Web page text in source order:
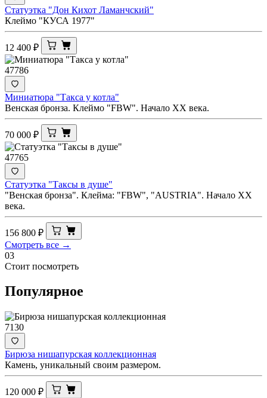
Статуэтка "Дон Кихот Ламанчский"
Клеймо "КУСА 1977"
12 400 ₽
47786
Миниатюра "Такса у котла"
Венская бронза. Клеймо "FBW". Начало ХХ века.
70 000 ₽
47765
Статуэтка "Таксы в душе"
"Венская бронза". Клейма: "FBW", "AUSTRIA". Начало ХХ
века.
156 800 ₽
Смотреть все →
03
Стоит посмотреть
Популярное
7130
Бирюза нишапурская коллекционная
Камень, уникальный своим размером.
120 000 ₽